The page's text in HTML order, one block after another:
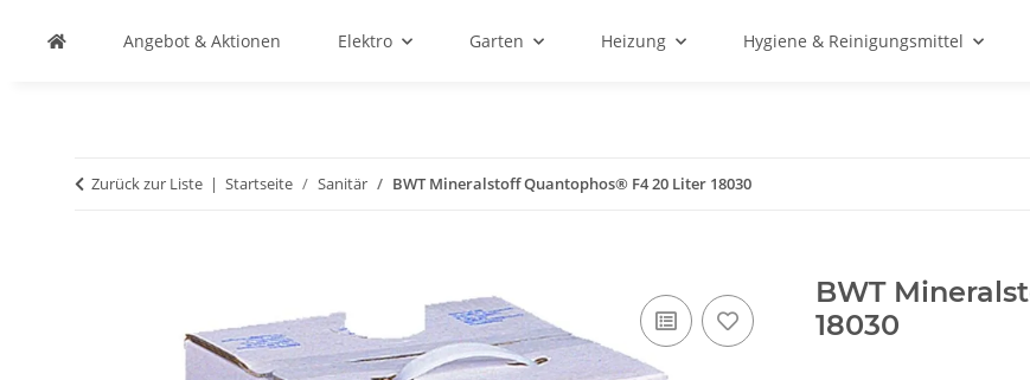
Angebot & Aktionen Elektro Garten Heizung Hygiene & Reinigungsmittel
Zurück zur Liste Startseite Sanitär BWT Mineralstoff Quantophos® F4 20 Liter 18030
BWT
18030